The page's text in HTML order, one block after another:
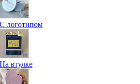
С логотипом
На втулке